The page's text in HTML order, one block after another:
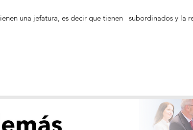
una jefatura, es decir que tienen subordinados y la